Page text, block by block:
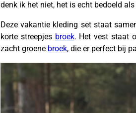
denk ik het niet, het is echt bedoeld
Deze vakantie kleding set staat
korte streepjes broek. Het vest staat
zacht groene broek, die er perfect bij